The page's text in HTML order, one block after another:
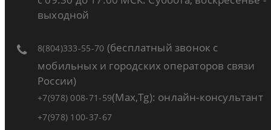
выходной
8(804)333-55-70 (бесплатный звонок с
мобильных и городских операторов связи
России)
+7(978) 008-71-59(Max,Tg): онлайн-консультант
+7(978) 100-37-67